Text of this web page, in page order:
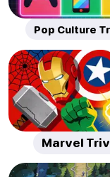
Pop Culture
Marvel